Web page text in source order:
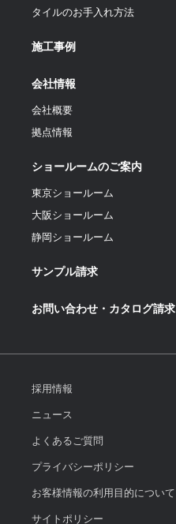
タイルのお手入れ方法
施工事例
会社情報
会社概要
拠点情報
ショールームのご案内
東京ショールーム
大阪ショールーム
静岡ショールーム
サンプル請求
お問い合わせ・カタログ請求
採用情報
ニュース
よくあるご質問
プライバシーポリシー
お客様情報の利用目的について
サイトポリシー